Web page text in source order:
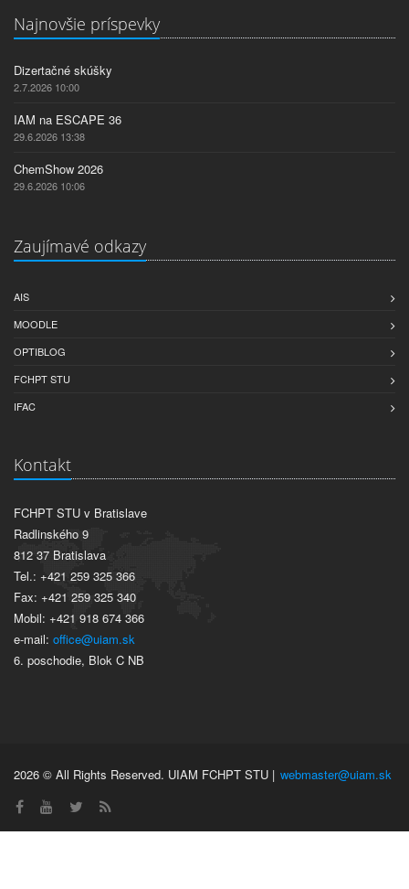
Najnovšie príspevky
Dizertačné skúšky
2.7.2026 10:00
IAM na ESCAPE 36
29.6.2026 13:38
ChemShow 2026
29.6.2026 10:06
Zaujímavé odkazy
AIS
MOODLE
OPTIBLOG
FCHPT STU
IFAC
Kontakt
FCHPT STU v Bratislave
Radlinského 9
812 37 Bratislava
Tel.: +421 259 325 366
Fax: +421 259 325 340
Mobil: +421 918 674 366
e-mail: office@uiam.sk
6. poschodie, Blok C NB
2026 © All Rights Reserved. UIAM FCHPT STU | webmaster@uiam.sk